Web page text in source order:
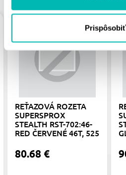
Prispôsobiť
REŤAZOVÁ ROZETA
SUPERSPROX
STEALTH RST-702:46-
RED ČERVENÉ 46T, 525
80.68 €